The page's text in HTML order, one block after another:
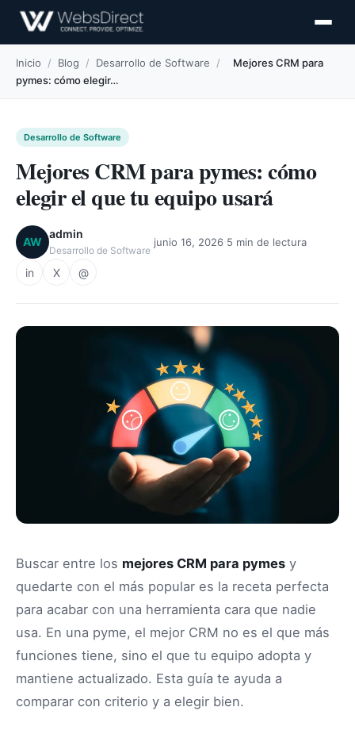
Inicio / Blog / Desarrollo de Software /
Mejores CRM para
pymes: cómo elegir…
Desarrollo de Software
Mejores CRM para pymes: cómo
elegir el que tu equipo usará
AW
admin
Desarrollo de Software
junio 16, 2026 5 min de lectura
in X @
Buscar entre los mejores CRM para pymes y
quedarte con el más popular es la receta perfecta
para acabar con una herramienta cara que nadie
usa. En una pyme, el mejor CRM no es el que más
funciones tiene, sino el que tu equipo adopta y
mantiene actualizado. Esta guía te ayuda a
comparar con criterio y a elegir bien.